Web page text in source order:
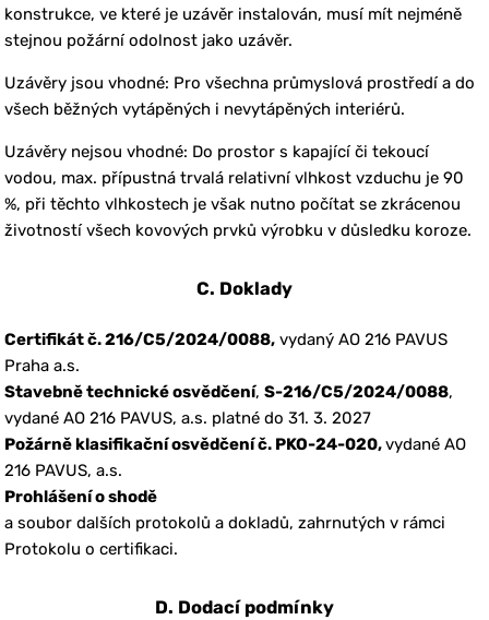
konstrukce, ve které je uzávěr instalován, musí mít nejméně
stejnou požární odolnost jako uzávěr.
Uzávěry jsou vhodné: Pro všechna průmyslová prostředí a do
všech běžných vytápěných i nevytápěných interiérů.
Uzávěry nejsou vhodné: Do prostor s kapající či tekoucí
vodou, max. přípustná trvalá relativní vlhkost vzduchu je 90
%, při těchto vlhkostech je však nutno počítat se zkrácenou
životností všech kovových prvků výrobku v důsledku koroze.
C. Doklady
Certifikát č. 216/C5/2024/0088, vydaný AO 216 PAVUS
Praha a.s.
Stavebně technické osvědčení,S-216/C5/2024/0088,
vydané AO 216 PAVUS, a.s. platné do 31. 3. 2027
Požárně klasifikační osvědčení č. PKO-24-020,vydané AO
216 PAVUS, a.s.
Prohlášení o shodě
a soubor dalších protokolů a dokladů, zahrnutých v rámci
Protokolu o certifikaci.
D. Dodací podmínky